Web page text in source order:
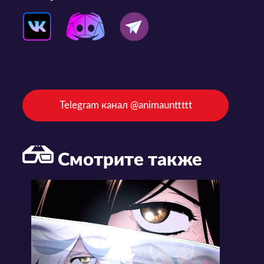
Telegram канал @animaunttttt
Смотрите также